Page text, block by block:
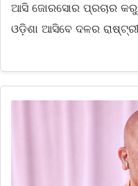
ଆସି ଜୋରସୋର ପ୍ରଚାର
ଓଡ଼ିଶା ଆସିବେ ଦଳର